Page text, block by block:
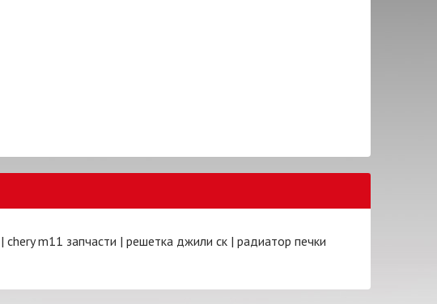
| chery m11 запчасти | решетка джили ск | радиатор печки